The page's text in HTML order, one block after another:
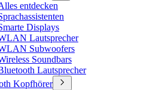
entdecken
Displays
Lautsprecher
Subwoofers
Soundbars
Lautsprecher
Kopfhörer